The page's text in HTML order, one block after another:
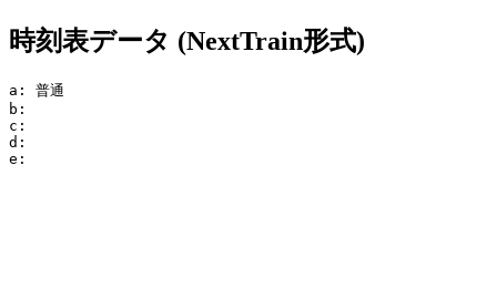
時刻表データ (NextTrain形式)
a: 普通
b:
c:
d:
e: